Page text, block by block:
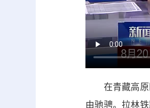
在青藏高原冈
由驰骋。拉林